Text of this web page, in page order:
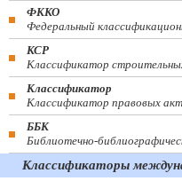
ФККО
Федеральный
КСР
Классификатор
Классификатор
Классификатор правовых
ББК
Библиотечно-
Классификаторы